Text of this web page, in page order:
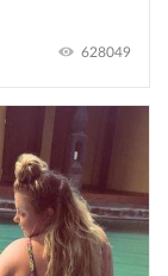
628049